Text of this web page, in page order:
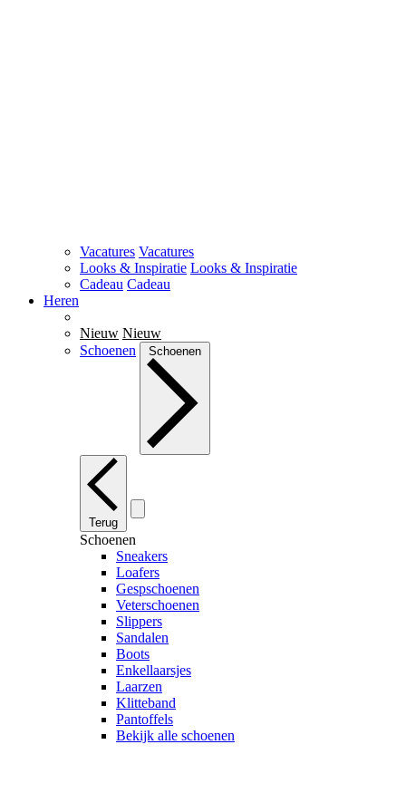
Vacatures Vacatures
Looks & Inspiratie Looks & Inspiratie
Cadeau Cadeau
Heren
Nieuw Nieuw
Schoenen
Schoenen
Terug
Schoenen
Sneakers
Loafers
Gespschoenen
Veterschoenen
Slippers
Sandalen
Boots
Enkellaarsjes
Laarzen
Klitteband
Pantoffels
Bekijk alle schoenen